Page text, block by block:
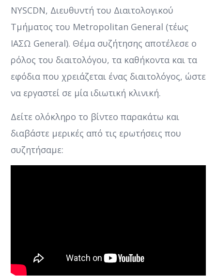
NYSCDN, Διευθυντή του Διαιτολογικού
Τμήματος του Metropolitan General (τέως
ΙΑΣΩ General). Θέμα συζήτησης αποτέλεσε ο
ρόλος του διαιτολόγου, τα καθήκοντα και τα
εφόδια που χρειάζεται ένας διαιτολόγος, ώστε
να εργαστεί σε μία ιδιωτική κλινική.
Δείτε ολόκληρο το βίντεο παρακάτω και
διαβάστε μερικές από τις ερωτήσεις που
συζητήσαμε: